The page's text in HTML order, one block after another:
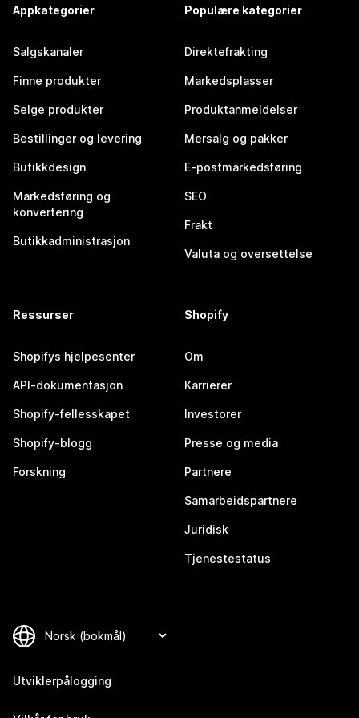
Appkategorier
Salgskanaler
Finne produkter
Selge produkter
Bestillinger og levering
Butikkdesign
Markedsføring og
konvertering
Butikkadministrasjon
Populære kategorier
Direktefrakting
Markedsplasser
Produktanmeldelser
Mersalg og pakker
E-postmarkedsføring
SEO
Frakt
Valuta og oversettelse
Ressurser
Shopifys hjelpesenter
API-dokumentasjon
Shopify-fellesskapet
Shopify-blogg
Forskning
Shopify
Om
Karrierer
Investorer
Presse og media
Partnere
Samarbeidspartnere
Juridisk
Tjenestestatus
Utviklerpålogging